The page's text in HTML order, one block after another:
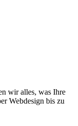
wir alles, was Ihre
Webdesign bis zu